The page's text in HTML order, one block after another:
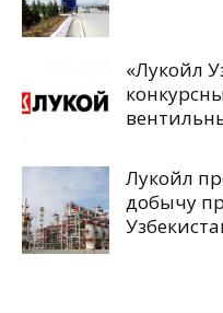
«Лукойл
Лукойл
добычу